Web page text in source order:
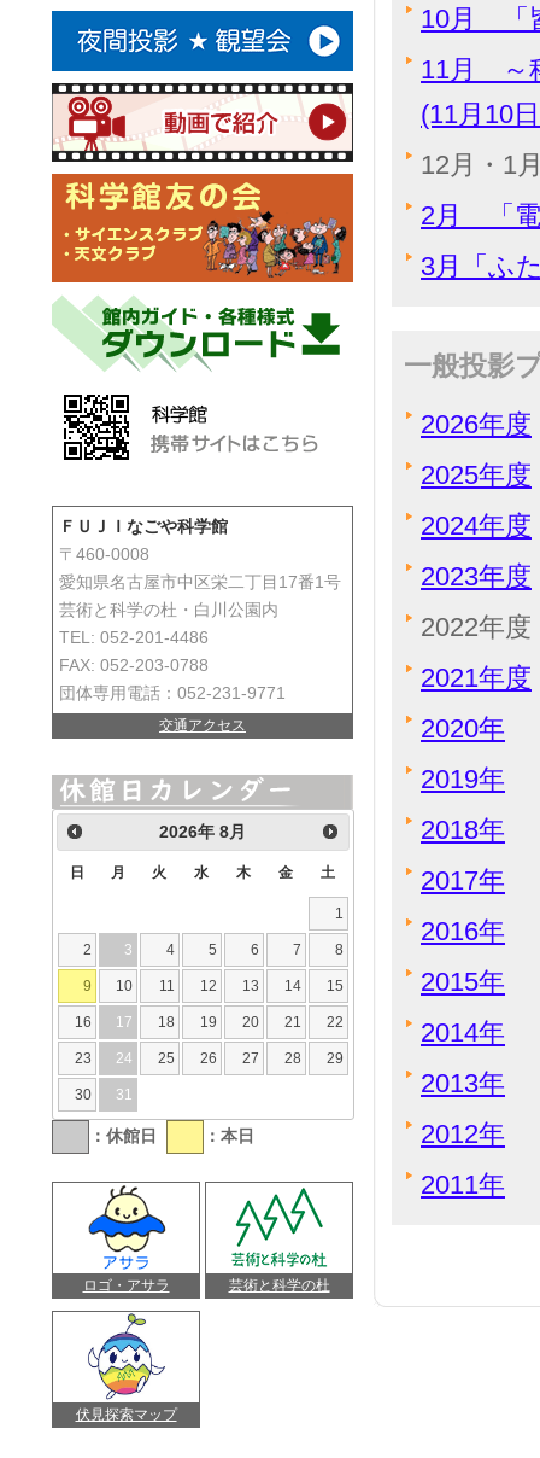
10月 「
11月 ～
(11月10
12月・1
2月 「電
3月「ふ
一般投影
2026年度
2025年度
2024年度
2023年度
2022年度
2021年度
2020年
2019年
2018年
2017年
2016年
2015年
2014年
2013年
2012年
2011年
ＦＵＪＩなごや科学館
〒460-0008
愛知県名古屋市中区栄二丁目17番1号
芸術と科学の杜・白川公園内
TEL: 052-201-4486
FAX: 052-203-0788
団体専用電話：052-231-9771
交通アクセス
2026年8月
日 月 火 水 木 金 土
1
2 3 4 5 6 7 8
9 10 11 12 13 14 15
16 17 18 19 20 21 22
23 24 25 26 27 28 29
30 31
：休館日 ：本日
ロゴ・アサラ 芸術と科学の杜
伏見探索マップ